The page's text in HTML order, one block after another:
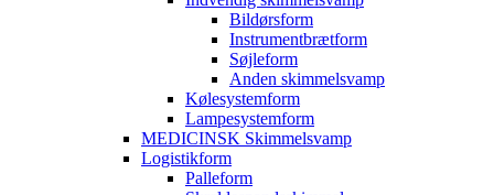
Bildørsform
Instrumentbrætform
Søjleform
Anden skimmelsvamp
Kølesystemform
Lampesystemform
MEDICINSK Skimmelsvamp
Logistikform
Palleform